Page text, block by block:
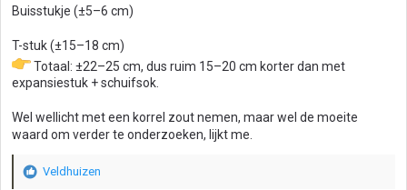
Buisstukje (±5–6 cm)
T-stuk (±15–18 cm)
Totaal: ±22–25 cm, dus ruim 15–20 cm korter dan met
expansiestuk + schuifsok.
Wel wellicht met een korrel zout nemen, maar wel de moeite
waard om verder te onderzoeken, lijkt me.
W
Veldhuizen